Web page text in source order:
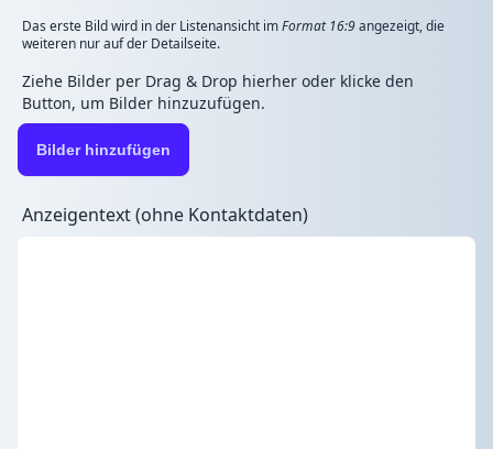
Das erste Bild wird in der Listenansicht imFormat 16:9angezeigt, die
weiteren nur auf der Detailseite.
Ziehe Bilder per Drag & Drop hierher oder klicke den
Button, um Bilder hinzuzufügen.
Bilder hinzufügen
Anzeigentext (ohne Kontaktdaten)